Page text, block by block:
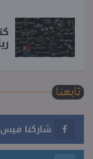
تابعنا
شاركنا